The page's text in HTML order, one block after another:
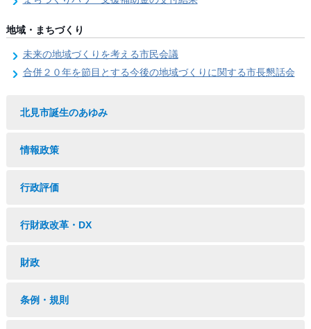
地域・まちづくり
未来の地域づくりを考える市民会議
合併２０年を節目とする今後の地域づくりに関する市長懇話会
北見市誕生のあゆみ
情報政策
行政評価
行財政改革・DX
財政
条例・規則